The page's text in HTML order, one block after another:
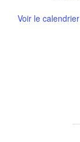
Voir le calendrier